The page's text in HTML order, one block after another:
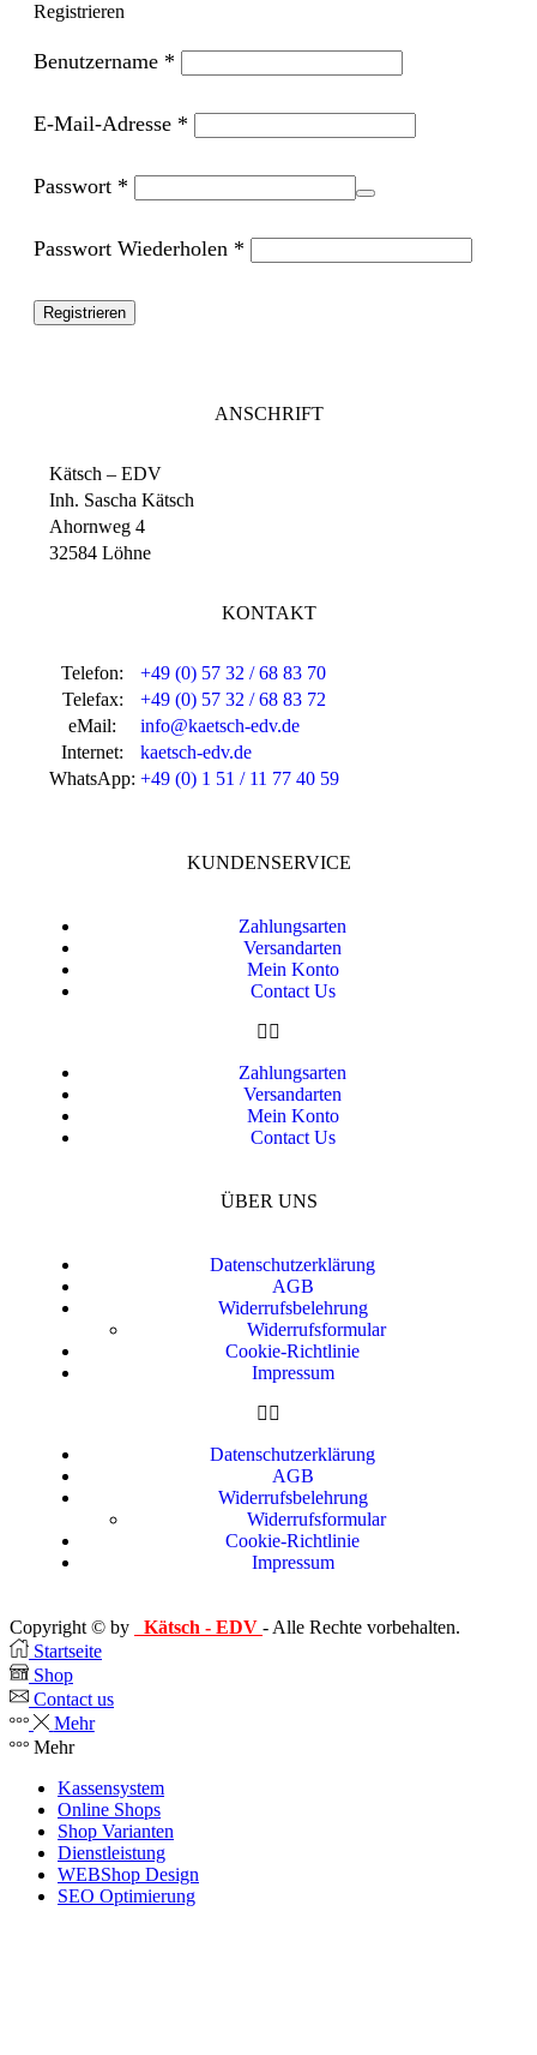
Registrieren
Benutzername *
E-Mail-Adresse *
Passwort *
Passwort Wiederholen *
Registrieren
ANSCHRIFT
Kätsch – EDV
Inh. Sascha Kätsch
Ahornweg 4
32584 Löhne
KONTAKT
Telefon:
+49 (0) 57 32 / 68 83 70
Telefax:
+49 (0) 57 32 / 68 83 72
eMail:
info@kaetsch-edv.de
Internet:
kaetsch-edv.de
WhatsApp: +49 (0) 1 51 / 11 77 40 59
KUNDENSERVICE
Zahlungsarten
Versandarten
Mein Konto
Contact Us
Zahlungsarten
Versandarten
Mein Konto
Contact Us
ÜBER UNS
Datenschutzerklärung
AGB
Widerrufsbelehrung
Widerrufsformular
Cookie-Richtlinie
Impressum
Datenschutzerklärung
AGB
Widerrufsbelehrung
Widerrufsformular
Cookie-Richtlinie
Impressum
Copyright © by Kätsch - EDV - Alle Rechte vorbehalten.
Startseite
Shop
Contact us
Mehr
Mehr
Kassensystem
Online Shops
Shop Varianten
Dienstleistung
WEBShop Design
SEO Optimierung